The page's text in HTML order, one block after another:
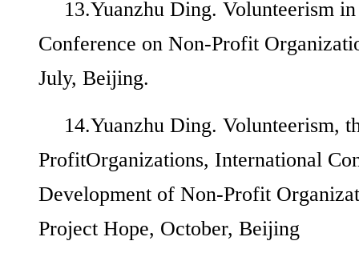
13.Yuanzhu Ding. Volunteerism
Conference on Non-Profit
July, Beijing.
14.Yuanzhu Ding. Volunteerism,
ProfitOrganizations, International
Development of Non-Profit
Project Hope, October, Beijing